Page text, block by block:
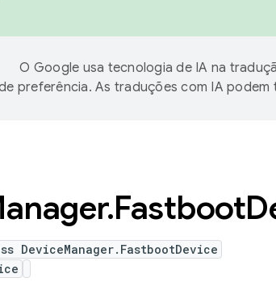
O Google usa tecnologia de IA na
preferência. As traduções com IA podem
.Fastboot